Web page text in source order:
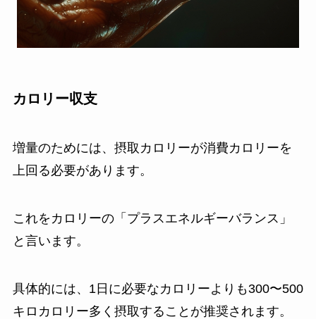
カロリー収支
増量のためには、摂取カロリーが消費カロリーを
上回る必要があります。
これをカロリーの「プラスエネルギーバランス」
と言います。
具体的には、1日に必要なカロリーよりも300〜500
キロカロリー多く摂取することが推奨されます。